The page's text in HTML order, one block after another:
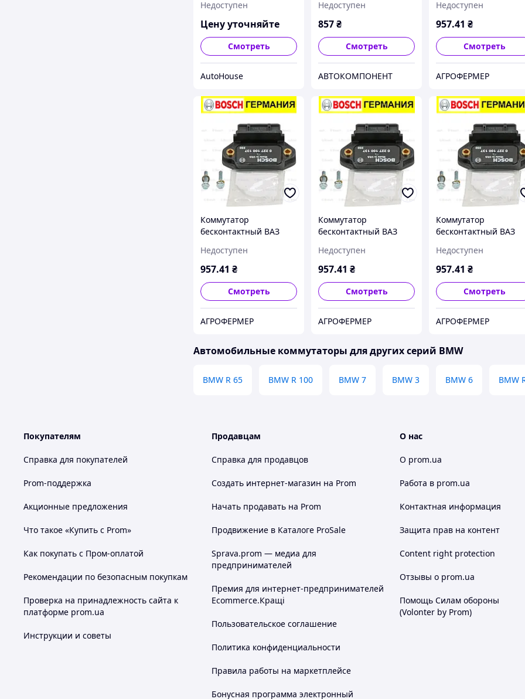
90 100 1.6 2.3 90-91г
Недоступен
Цену уточняйте
Смотреть
AutoHouse
Bosch), (арт. 0 227 100
137)
Недоступен
857₴
Смотреть
АВТОКОМПОНЕНТ
2114 2115 Audi SAAB
Volkswagen Opel Seat
Недоступен
957.41 ₴
Смотреть
АГРОФЕРМЕР
Коммутатор
бесконтактный ВАЗ
2114 2115 Audi SAAB
Volkswagen Opel Seat
Недоступен
957.41 ₴
Смотреть
АГРОФЕРМЕР
Коммутатор
бесконтактный ВАЗ
2114 2115 Audi SAAB
Volkswagen Opel Seat
Недоступен
957.41 ₴
Смотреть
АГРОФЕРМЕР
Коммутатор
бесконтактный ВАЗ
2114 2115 Audi SAAB
Volkswagen Opel Seat
Недоступен
957.41 ₴
Смотреть
АГРОФЕРМЕР
Автомобильные коммутаторы для других серий BMW
BMW R 65 BMW R 100 BMW 7 BMW 3 BMW 6 BMW
Покупателям
Справка для покупателей
Prom-поддержка
Акционные предложения
Что такое «Купить с Prom»
Как покупать с Пром-оплатой
Рекомендации по безопасным покупкам
Проверка на принадлежность сайта к
платформе prom.ua
Инструкции и советы
Продавцам
Справка для продавцов
Создать интернет-магазин на Prom
Начать продавать на Prom
Продвижение в Каталоге ProSale
Sprava.prom — медиа для
предпринимателей
Премия для интернет-предпринимателей
Ecommerce.Кращі
Пользовательское соглашение
Политика конфиденциальности
Правила работы на маркетплейсе
Бонусная программа электронный
О нас
О prom.ua
Работа в prom.ua
Контактная информация
Защита прав на контент
Content right protection
Отзывы о prom.ua
Помощь Силам обороны
(Volonter by Prom)